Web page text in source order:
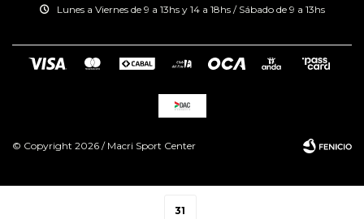
31
Lunes a Viernes de 9 a 13hs y 14 a 18hs / Sábado de 9 a 13hs
© Copyright 2026 / Macri Sport Center